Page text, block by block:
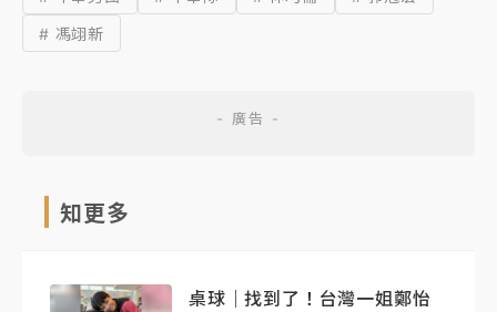
# 馮翊新
知更多
桌球｜找到了！台灣一姐鄭怡